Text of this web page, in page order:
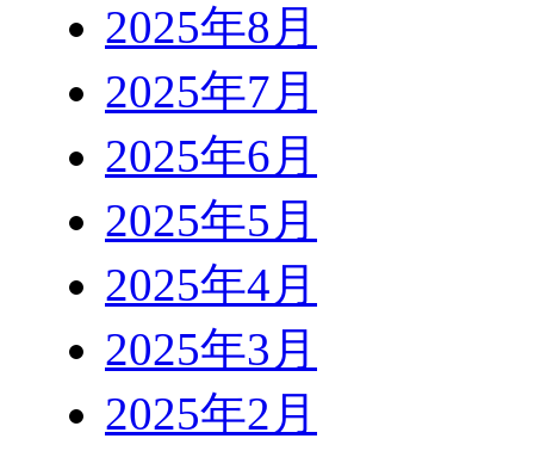
2025年8月
2025年7月
2025年6月
2025年5月
2025年4月
2025年3月
2025年2月